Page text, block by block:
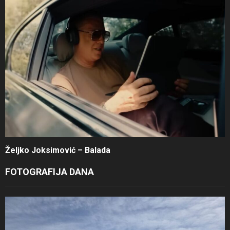
Željko Joksimović – Balada
FOTOGRAFIJA DANA